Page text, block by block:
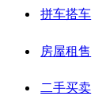
拼车搭车
房屋租售
二手买卖